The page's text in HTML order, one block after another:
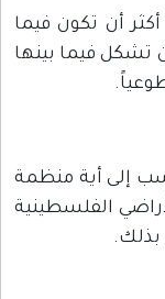
أن تكون فيما
تشكل فيما بينها
إلى أية منظمة
الفلسطينية
بذلك.